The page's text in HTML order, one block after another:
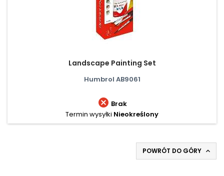
Landscape Painting Set
Humbrol AB9061
 Brak
Termin wysyłki Nieokreślony
POWRÓT DO GÓRY 